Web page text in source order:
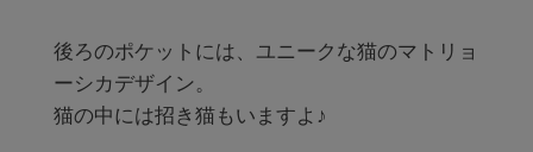
後ろのポケットには、ユニークな猫のマトリョ
ーシカデザイン。